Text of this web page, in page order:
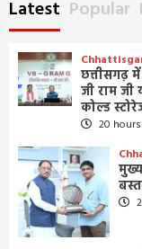
Latest Popular
छत्तीसगढ़
जी राम
कोल्ड
20